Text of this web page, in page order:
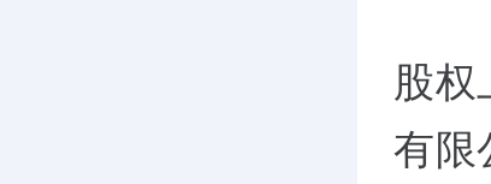
股权
有限